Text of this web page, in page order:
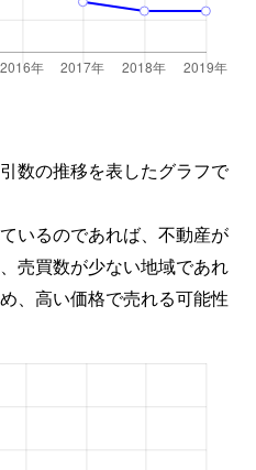
数の推移を表したグラフで
いるのであれば、不動産が
売買数が少ない地域であれ
、高い価格で売れる可能性